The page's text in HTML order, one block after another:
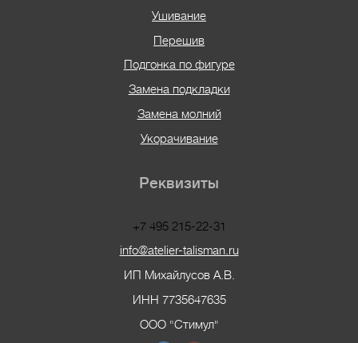
Ушивание
Перешив
Подгонка по фигуре
Замена подкладки
Замена молний
Укорачивание
Реквизиты
+7 495 215-22-31
info@atelier-talisman.ru
ИП Михайлусов А.В.
ИНН 7735647635
ООО "Стимул"